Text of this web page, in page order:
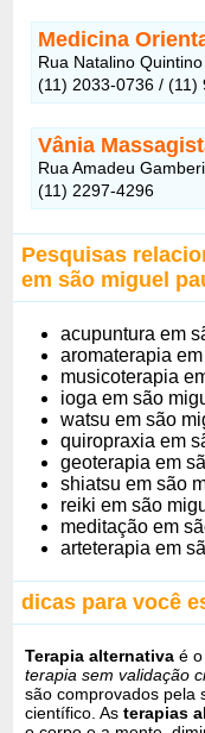
Medicina
Rua Natalino
(11) 2033-0736 / (11)
Vânia
Rua Amadeu
(11) 2297-4296
Pesquisas
em são miguel
acupuntura em
aromaterapia
musicoterapia
ioga em são
watsu em são
quiropraxia em
geoterapia em
shiatsu em são
reiki em são
meditação em
arteterapia em
dicas para você
Terapia alternativa é
terapia sem validação
são comprovados pela
científico. Asterapias